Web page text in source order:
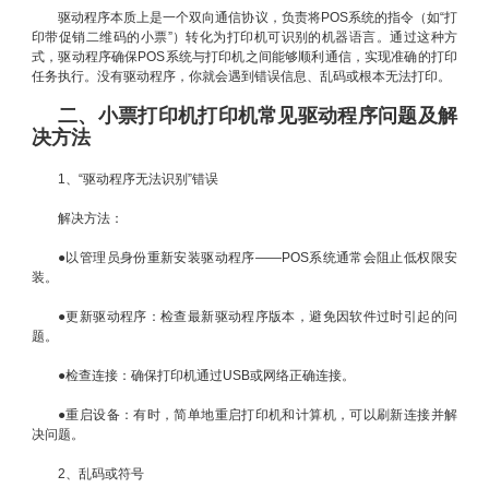
驱动程序本质上是一个双向通信协议，负责将POS系统的指令（如“打
印带促销二维码的小票”）转化为打印机可识别的机器语言。通过这种方
式，驱动程序确保POS系统与打印机之间能够顺利通信，实现准确的打印
任务执行。没有驱动程序，你就会遇到错误信息、乱码或根本无法打印。
二、小票打印机打印机常见驱动程序问题及解
决方法
1、“驱动程序无法识别”错误
解决方法：
●以管理员身份重新安装驱动程序——POS系统通常会阻止低权限安
装。
●更新驱动程序：检查最新驱动程序版本，避免因软件过时引起的问
题。
●检查连接：确保打印机通过USB或网络正确连接。
●重启设备：有时，简单地重启打印机和计算机，可以刷新连接并解
决问题。
2、乱码或符号